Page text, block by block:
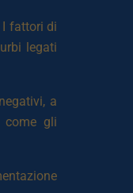
I fattori di
legati
a
come gli